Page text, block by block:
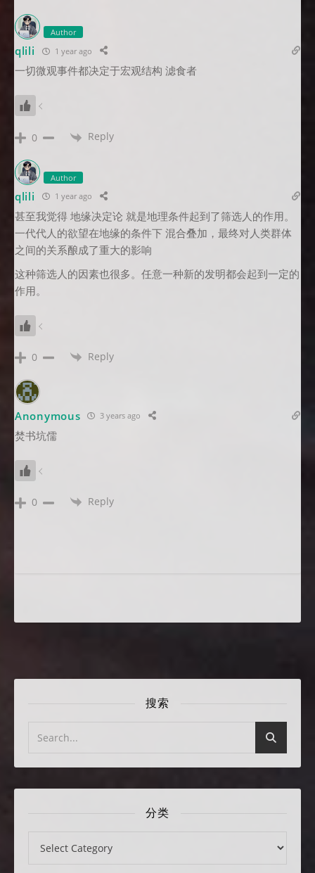
Author
qlili 1 year ago
一切微观事件都决定于宏观结构 滤食者
0 Reply
Author
qlili 1 year ago
甚至我觉得 地缘决定论 就是地理条件起到了筛选人的作用。
一代代人的欲望在地缘的条件下 混合叠加，最终对人类群体
之间的关系酿成了重大的影响
这种筛选人的因素也很多。任意一种新的发明都会起到一定的
作用。
0 Reply
Anonymous 3 years ago
焚书坑儒
0 Reply
搜索
分类